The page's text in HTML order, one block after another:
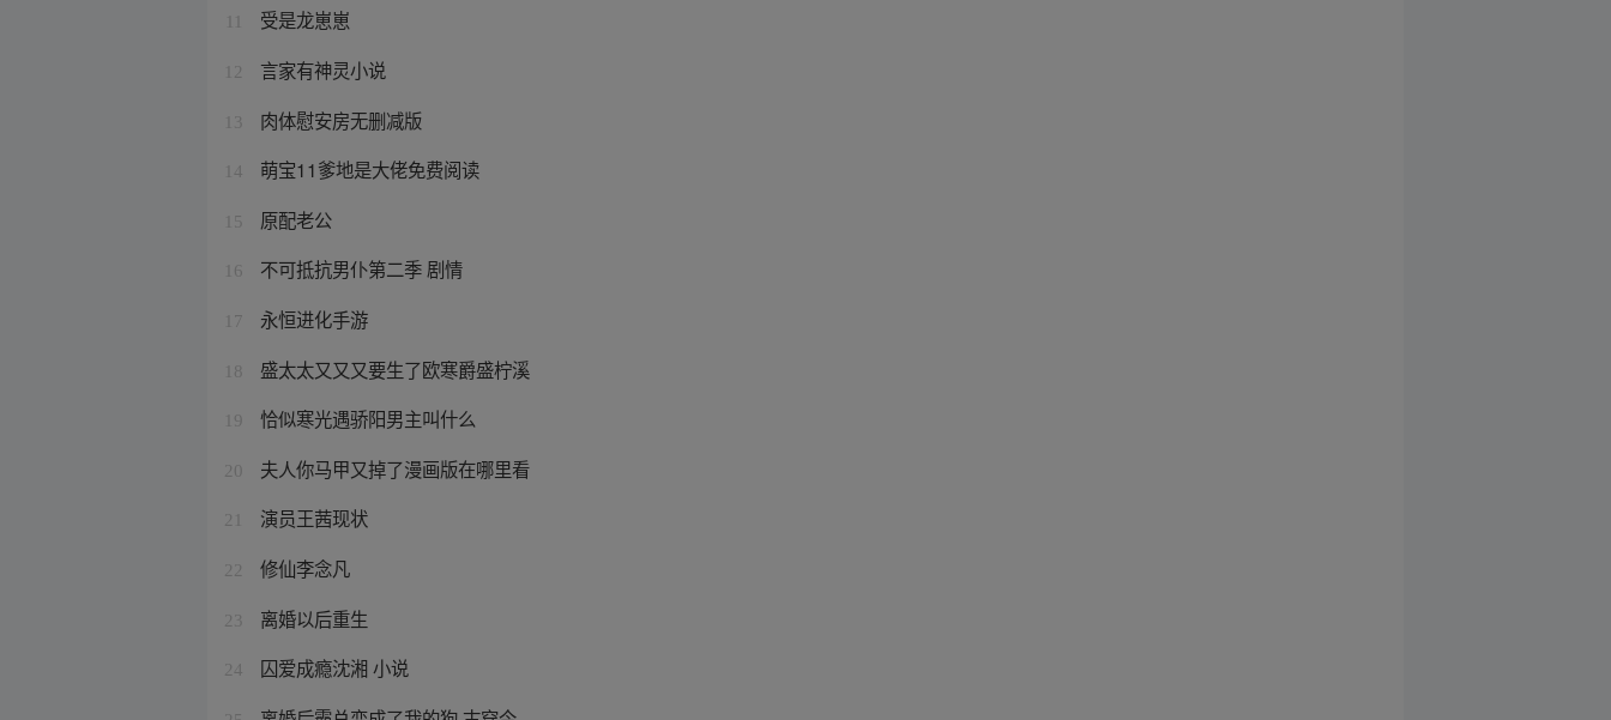
受是龙崽崽
12 言家有神灵小说
13 肉体慰安房无删减版
14 萌宝11爹地是大佬免费阅读
15 原配老公
16 不可抵抗男仆第二季 剧情
17 永恒进化手游
18 盛太太又又又要生了欧寒爵盛柠溪
19 恰似寒光遇骄阳男主叫什么
20 夫人你马甲又掉了漫画版在哪里看
21 演员王茜现状
22 修仙李念凡
23 离婚以后重生
24 囚爱成瘾沈湘 小说